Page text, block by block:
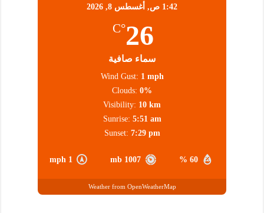
1:42 ص, أغسطس 8, 2026
26
°C
سماء صافية
60 %
1007 mb
1 mph
Wind Gust: 1 mph
Clouds: 0%
Visibility: 10 km
Sunrise: 5:51 am
Sunset: 7:29 pm
Weather from OpenWeatherMap